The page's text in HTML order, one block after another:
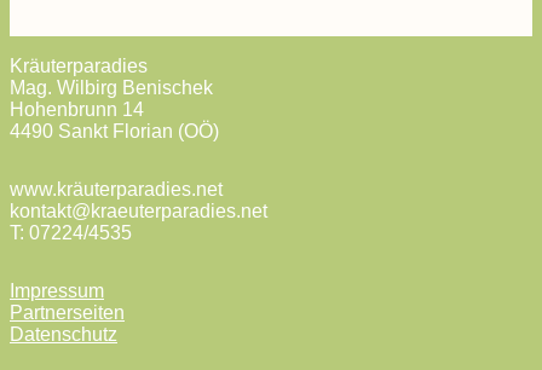
Kräuterparadies
Mag. Wilbirg Benischek
Hohenbrunn 14
4490 Sankt Florian (OÖ)
www.kräuterparadies.net
kontakt@kraeuterparadies.net
T: 07224/4535
Impressum
Partnerseiten
Datenschutz